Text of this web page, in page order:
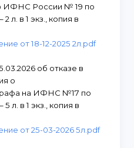
ИФНС России № 19 по
л. в 1 экз., копия в
от 18-12-2025 2л.pdf
об отказе в
о
на ИФНС №17 по
л. в 1 экз., копия в
от 25-03-2026 5л.pdf